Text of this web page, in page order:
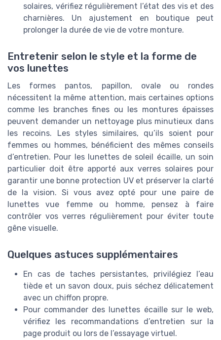
solaires, vérifiez régulièrement l’état des vis et des
charnières. Un ajustement en boutique peut
prolonger la durée de vie de votre monture.
Entretenir selon le style et la forme de
vos lunettes
Les formes pantos, papillon, ovale ou rondes
nécessitent la même attention, mais certaines options
comme les branches fines ou les montures épaisses
peuvent demander un nettoyage plus minutieux dans
les recoins. Les styles similaires, qu’ils soient pour
femmes ou hommes, bénéficient des mêmes conseils
d’entretien. Pour les lunettes de soleil écaille, un soin
particulier doit être apporté aux verres solaires pour
garantir une bonne protection UV et préserver la clarté
de la vision. Si vous avez opté pour une paire de
lunettes vue femme ou homme, pensez à faire
contrôler vos verres régulièrement pour éviter toute
gêne visuelle.
Quelques astuces supplémentaires
En cas de taches persistantes, privilégiez l’eau
tiède et un savon doux, puis séchez délicatement
avec un chiffon propre.
Pour commander des lunettes écaille sur le web,
vérifiez les recommandations d’entretien sur la
page produit ou lors de l’essayage virtuel.